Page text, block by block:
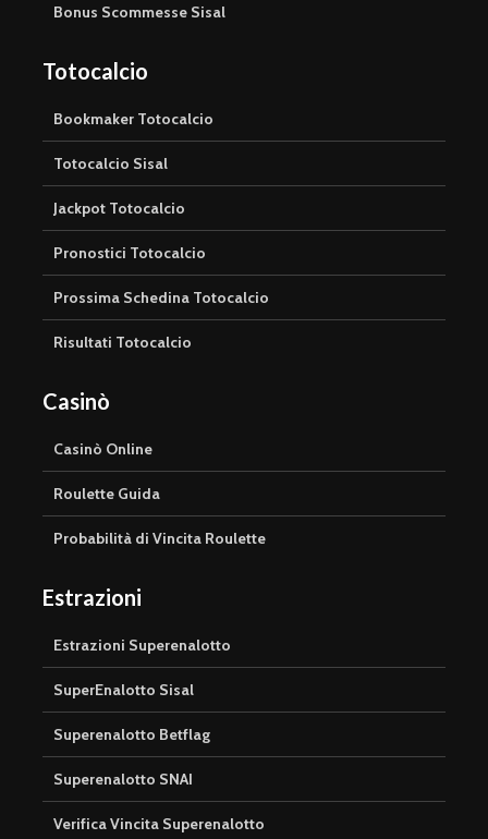
Bonus Scommesse Sisal
Totocalcio
Bookmaker Totocalcio
Totocalcio Sisal
Jackpot Totocalcio
Pronostici Totocalcio
Prossima Schedina Totocalcio
Risultati Totocalcio
Casinò
Casinò Online
Roulette Guida
Probabilità di Vincita Roulette
Estrazioni
Estrazioni Superenalotto
SuperEnalotto Sisal
Superenalotto Betflag
Superenalotto SNAI
Verifica Vincita Superenalotto